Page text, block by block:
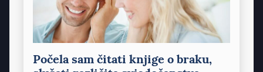
Počela sam čitati knjige o braku,